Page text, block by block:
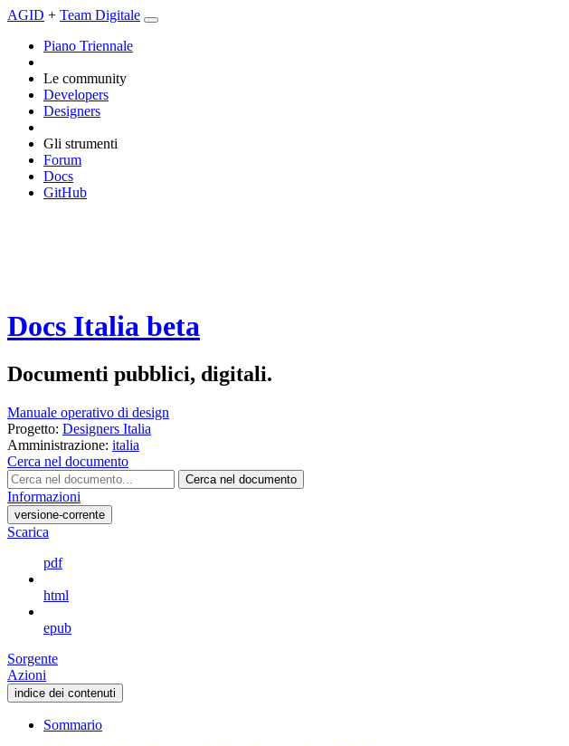
AGID + Team Digitale
Piano Triennale
Le community
Developers
Designers
Gli strumenti
Forum
Docs
GitHub
Docs Italia beta
Documenti pubblici, digitali.
Manuale operativo di design
Progetto: Designers Italia
Amministrazione: italia
Cerca nel documento
Cerca nel documento
Informazioni
versione-corrente
Scarica
pdf
html
epub
Sorgente
Azioni
indice dei contenuti
Sommario